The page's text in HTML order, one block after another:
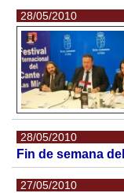
28/05/2010
28/05/2010
Fin de semana
27/05/2010